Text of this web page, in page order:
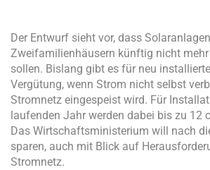
Der Entwurf sieht vor, dass
Zweifamilienhäusern künftig nicht
sollen. Bislang gibt es für neu
Vergütung, wenn Strom nicht selbst
Stromnetz eingespeist wird. Für
laufenden Jahr werden dabei bis zu 12
Das Wirtschaftsministerium will nach
sparen, auch mit Blick auf
Stromnetz.